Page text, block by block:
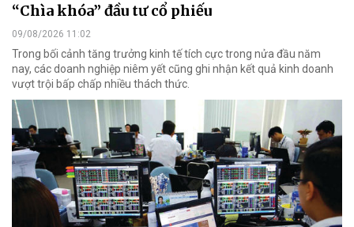
“Chìa khóa” đầu tư cổ phiếu
09/08/2026 11:02
Trong bối cảnh tăng trưởng kinh tế tích cực trong nửa đầu năm
nay, các doanh nghiệp niêm yết cũng ghi nhận kết quả kinh doanh
vượt trội bấp chấp nhiều thách thức.